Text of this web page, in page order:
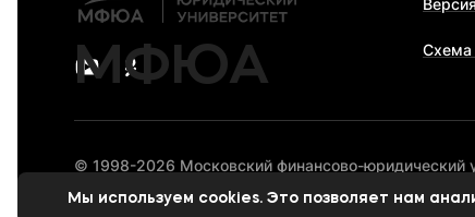
МФЮА Схема
© 1998-2026 Московский финансово-
Мы используем cookies. Это позволяет нам